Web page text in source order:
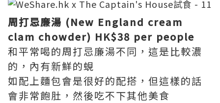
周打忌廉湯 (New England cream
clam chowder) HK$38 per people
和平常喝的周打忌廉湯不同，這是比較濃
的，內有新鮮的蜆
如配上麵包會是很好的配搭，但這樣的話
會非常飽肚，然後吃不下其他美食